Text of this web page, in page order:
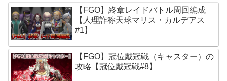
【FGO】終章レイドバトル周回編成
【人理詐称天球マリス・カルデアス
#1】
【FGO】冠位戴冠戦（キャスター）の
攻略【冠位戴冠戦#8】